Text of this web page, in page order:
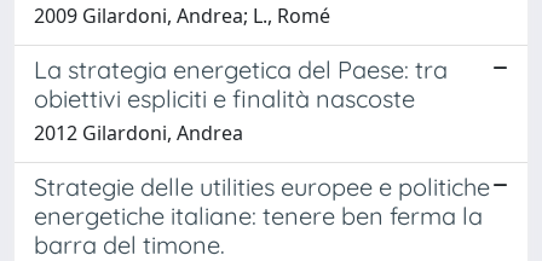
2009 Gilardoni, Andrea; L., Romé
La strategia energetica del Paese: tra
obiettivi espliciti e finalità nascoste
2012 Gilardoni, Andrea
Strategie delle utilities europee e politiche
energetiche italiane: tenere ben ferma la
barra del timone.